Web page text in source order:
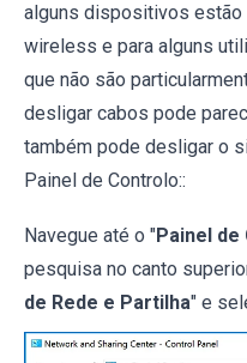
alguns dispositivos estão
wireless e para alguns
que não são
desligar cabos pode
também pode desligar o
Painel de Controlo::
Navegue até o "Painel de
pesquisa no canto
de Rede e Partilha" e